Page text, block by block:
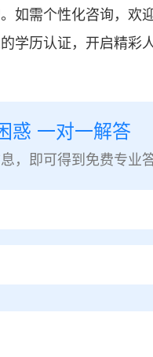
如需个性化咨询，欢
学历认证，开启精彩人
惑 一对一解答
，即可得到免费专业答